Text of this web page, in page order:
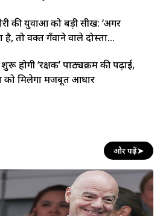
की युवाओं को बड़ी सीख: ‘अगर
तो वक्त गँवाने वाले दोस्तों...
होगी ‘रक्षक’ पाठ्यक्रम की पढ़ाई,
को मिलेगा मजबूत आधार
और पढ़ें➤